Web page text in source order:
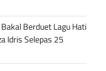
Berduet Lagu Hati
Idris Selepas 25